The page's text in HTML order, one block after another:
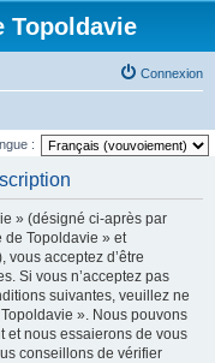
Topoldavie
Connexion
:
» (désigné ci-après par
de Topoldavie » et
vous acceptez d’être
Si vous n’acceptez pas
suivantes, veuillez ne
». Nous pouvons
et nous essaierons de vous
conseillons de vérifier